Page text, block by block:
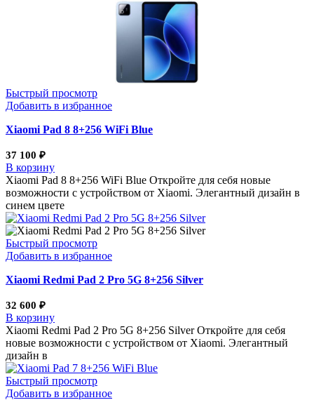
Быстрый просмотр
Добавить в избранное
Xiaomi Pad 8 8+256 WiFi Blue
37 100 ₽
В корзину
Xiaomi Pad 8 8+256 WiFi Blue Откройте для себя новые
возможности с устройством от Xiaomi. Элегантный дизайн в
синем цвете
Быстрый просмотр
Добавить в избранное
Xiaomi Redmi Pad 2 Pro 5G 8+256 Silver
32 600 ₽
В корзину
Xiaomi Redmi Pad 2 Pro 5G 8+256 Silver Откройте для себя
новые возможности с устройством от Xiaomi. Элегантный
дизайн в
Быстрый просмотр
Добавить в избранное